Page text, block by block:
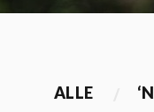
ALLE